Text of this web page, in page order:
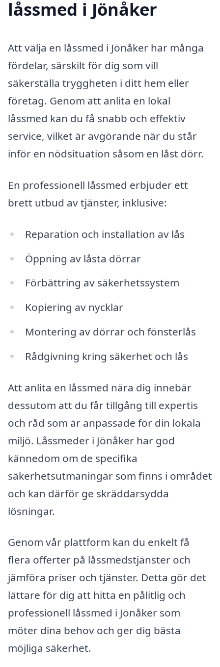
låssmed i Jönåker
Att välja en låssmed i Jönåker har många
fördelar, särskilt för dig som vill
säkerställa tryggheten i ditt hem eller
företag. Genom att anlita en lokal
låssmed kan du få snabb och effektiv
service, vilket är avgörande när du står
inför en nödsituation såsom en låst dörr.
En professionell låssmed erbjuder ett
brett utbud av tjänster, inklusive:
Reparation och installation av lås
Öppning av låsta dörrar
Förbättring av säkerhetssystem
Kopiering av nycklar
Montering av dörrar och fönsterlås
Rådgivning kring säkerhet och lås
Att anlita en låssmed nära dig innebär
dessutom att du får tillgång till expertis
och råd som är anpassade för din lokala
miljö. Låssmeder i Jönåker har god
kännedom om de specifika
säkerhetsutmaningar som finns i området
och kan därför ge skräddarsydda
lösningar.
Genom vår plattform kan du enkelt få
flera offerter på låssmedstjänster och
jämföra priser och tjänster. Detta gör det
lättare för dig att hitta en pålitlig och
professionell låssmed i Jönåker som
möter dina behov och ger dig bästa
möjliga säkerhet.